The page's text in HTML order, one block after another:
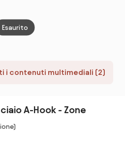
i contenuti multimediali (2)
Esaurito
A-Hook - Zone